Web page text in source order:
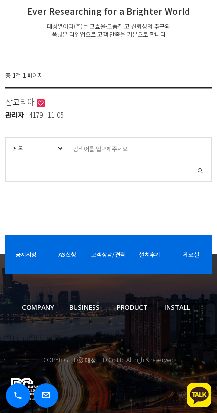
Ever Researching for a Brighter World
대성엘이디(주)는 고효율·고품질·고 신뢰성의 추구와
폭넓은 라인업으로 고객 만족을 기본으로 합니다
총 1건 1 페이지
잡코리아
관리자 4179 11-05
공지사항 AS신청 고객상담/견적 설치후기 자료실
COMPANY BUSINESS PRODUCT INSTALL
COPYRIGHT ⓒ 대성LED Co.Ltd.All rights reserved